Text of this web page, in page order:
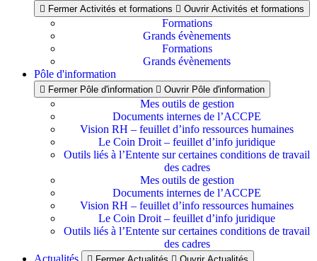
Fermer Activités et formations Ouvrir Activités et formations
Formations
Grands évènements
Formations
Grands évènements
Pôle d'information
Fermer Pôle d'information Ouvrir Pôle d'information
Mes outils de gestion
Documents internes de l’ACCPE
Vision RH – feuillet d’info ressources humaines
Le Coin Droit – feuillet d’info juridique
Outils liés à l’Entente sur certaines conditions de travail
des cadres
Mes outils de gestion
Documents internes de l’ACCPE
Vision RH – feuillet d’info ressources humaines
Le Coin Droit – feuillet d’info juridique
Outils liés à l’Entente sur certaines conditions de travail
des cadres
Actualités